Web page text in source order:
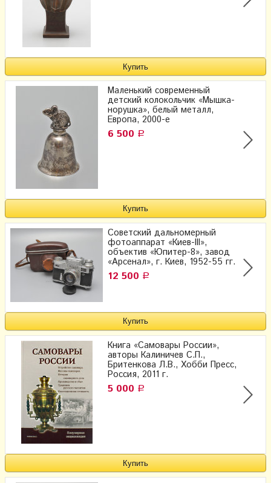
Маленький современный
детский колокольчик «Мышка-
норушка», белый металл,
Европа, 2000-е
6 500 Р
Советский дальномерный
фотоаппарат «Киев-III»,
объектив «Юпитер-8», завод
«Арсенал», г. Киев, 1952-55 гг.
12 500 Р
Книга «Самовары России»,
авторы Калиничев С.П.,
Бритенкова Л.В., Хобби Пресс,
Россия, 2011 г.
5 000 Р